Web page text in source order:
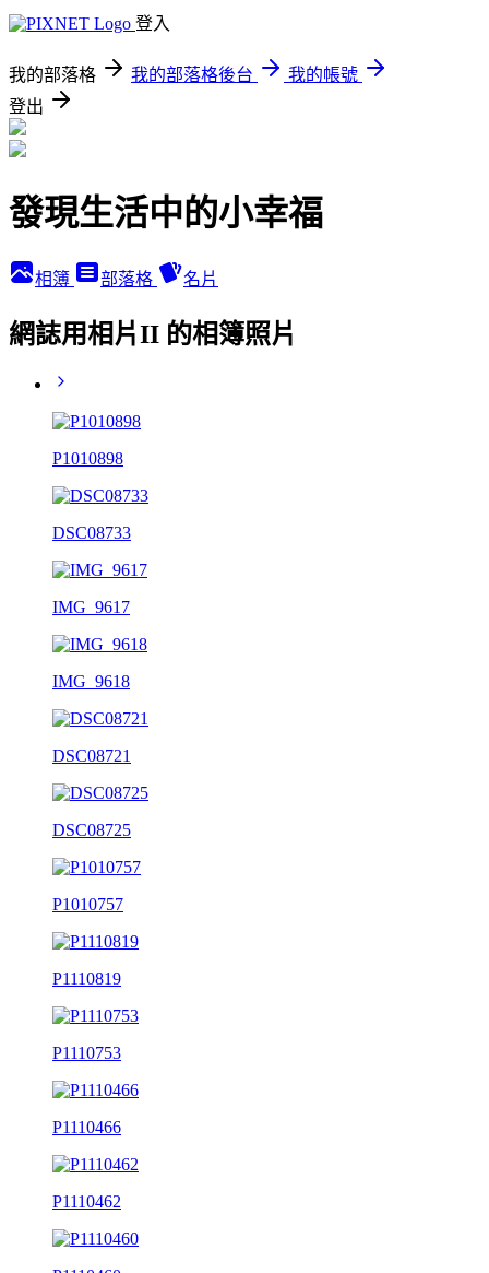
登入
我的部落格 我的部落格後台
我的帳號
登出
發現生活中的小幸福
相簿 部落格 名片
網誌用相片II 的相簿照片
P1010898
DSC08733
IMG_9617
IMG_9618
DSC08721
DSC08725
P1010757
P1110819
P1110753
P1110466
P1110462